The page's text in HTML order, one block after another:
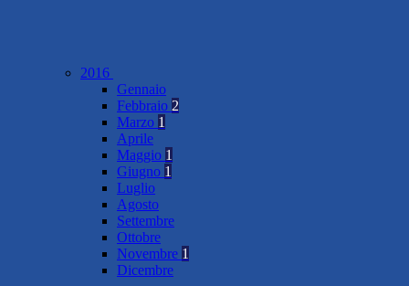
2016
Gennaio
Febbraio 2
Marzo 1
Aprile
Maggio 1
Giugno 1
Luglio
Agosto
Settembre
Ottobre
Novembre 1
Dicembre